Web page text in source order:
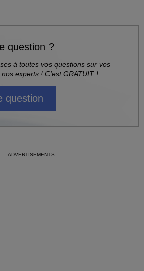
question ?
à toutes vos questions sur vos
experts ! C'est GRATUIT !
question